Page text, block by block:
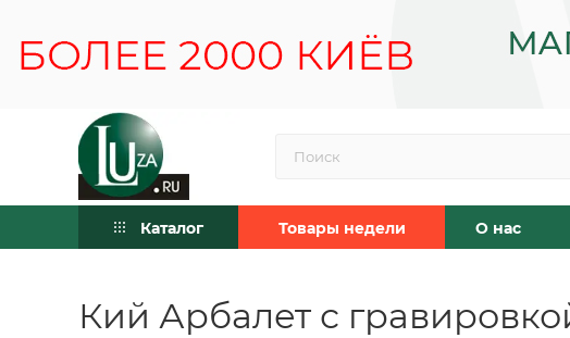
Каталог Товары недели О нас
Кий Арбалет с